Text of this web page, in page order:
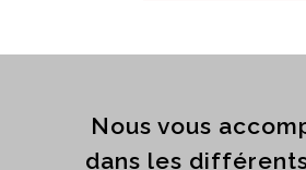
Nous vous
dans les